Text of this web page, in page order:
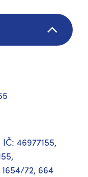
46977155,
72, 664